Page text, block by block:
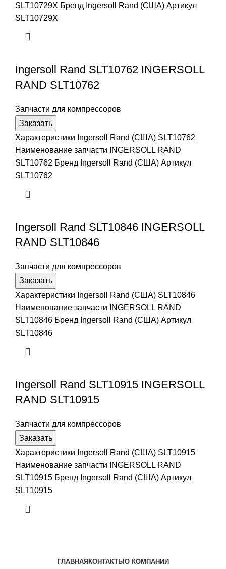
SLT10729X Бренд Ingersoll Rand (США) Артикул
SLT10729X
Ingersoll Rand SLT10762 INGERSOLL
RAND SLT10762
Запчасти для компрессоров
Заказать
Характеристики Ingersoll Rand (США) SLT10762
Наименование запчасти INGERSOLL RAND
SLT10762 Бренд Ingersoll Rand (США) Артикул
SLT10762
Ingersoll Rand SLT10846 INGERSOLL
RAND SLT10846
Запчасти для компрессоров
Заказать
Характеристики Ingersoll Rand (США) SLT10846
Наименование запчасти INGERSOLL RAND
SLT10846 Бренд Ingersoll Rand (США) Артикул
SLT10846
Ingersoll Rand SLT10915 INGERSOLL
RAND SLT10915
Запчасти для компрессоров
Заказать
Характеристики Ingersoll Rand (США) SLT10915
Наименование запчасти INGERSOLL RAND
SLT10915 Бренд Ingersoll Rand (США) Артикул
SLT10915
ГЛАВНАЯКОНТАКТЫО КОМПАНИИ